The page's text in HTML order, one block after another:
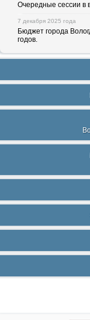
Очередные сессии в
7 декабря 2025 года
Бюджет города
годов.